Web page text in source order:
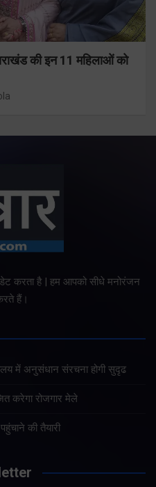
की इन 11 महिलाओं को
करता है | हम आपको सीधे मनोरंजन
हैं।
में अनुसंधान संरचना होगी सुदृढ
करेगा रोजगार मेले
की तैयारी